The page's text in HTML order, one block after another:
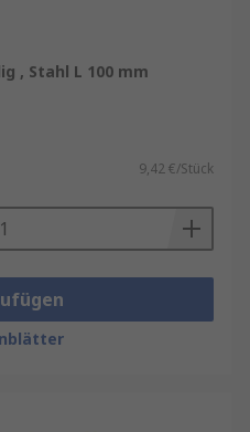
, Stahl L 100 mm
9,42 €/Stück